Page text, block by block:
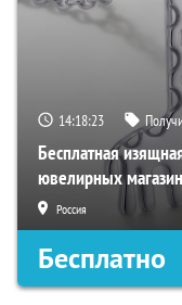
14:18:22
Бесплатная
ювелирных
Россия
Бесплатно